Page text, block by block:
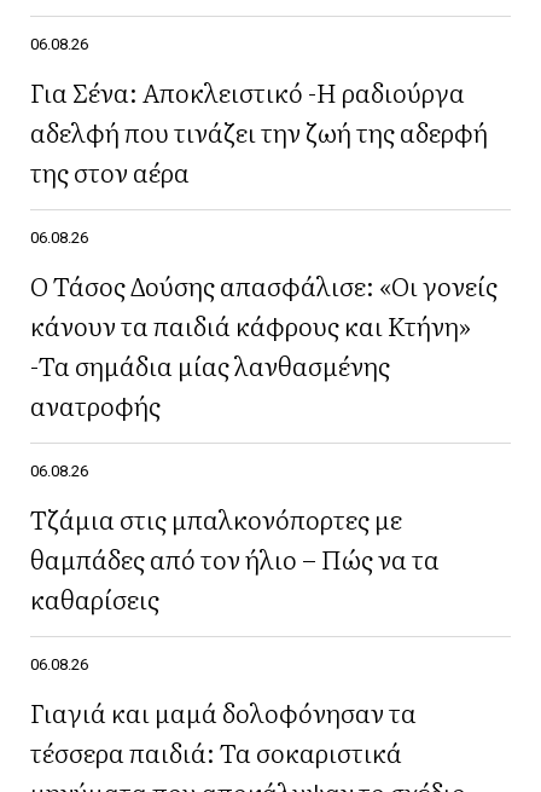
06.08.26
Για Σένα: Αποκλειστικό -Η ραδιούργα
αδελφή που τινάζει την ζωή της αδερφή
της στον αέρα
06.08.26
Ο Τάσος Δούσης απασφάλισε: «Οι γονείς
κάνουν τα παιδιά κάφρους και Κτήνη»
-Τα σημάδια μίας λανθασμένης
ανατροφής
06.08.26
Τζάμια στις μπαλκονόπορτες με
θαμπάδες από τον ήλιο – Πώς να τα
καθαρίσεις
06.08.26
Γιαγιά και μαμά δολοφόνησαν τα
τέσσερα παιδιά: Τα σοκαριστικά